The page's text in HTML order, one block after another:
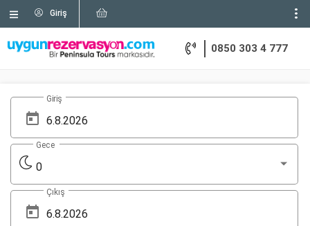
Giriş
0850 303 4 777
Giriş
0
Gece
Çıkış